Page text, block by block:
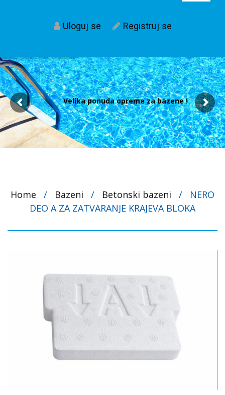
Uloguj se Registruj se
Velika ponuda opreme za bazene !
Home / Bazeni / Betonski bazeni /
NERO
DEO A ZA ZATVARANJE KRAJEVA BLOKA